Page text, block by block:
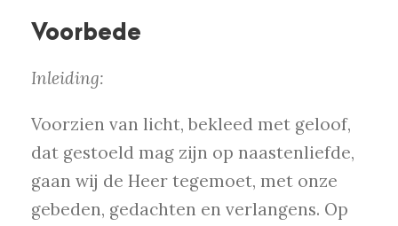
Voorbede
Inleiding:
Voorzien van licht, bekleed met geloof,
dat gestoeld mag zijn op naastenliefde,
gaan wij de Heer tegemoet, met onze
gebeden, gedachten en verlangens. Op